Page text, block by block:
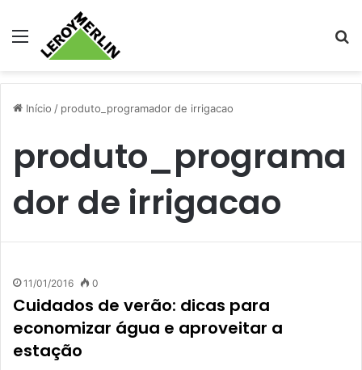
Menu
Início / produto_programador de irrigacao
produto_programa
dor de irrigacao
11/01/2016 0
Cuidados de verão: dicas para
economizar água e aproveitar a
estação